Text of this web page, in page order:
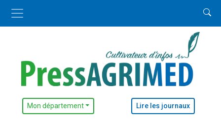
Mon département Lire les journaux